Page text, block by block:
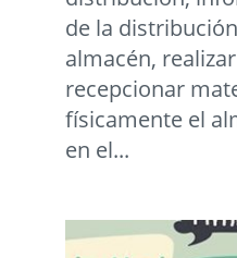
de la
almacén,
recepcionar
físicamente el
en el...